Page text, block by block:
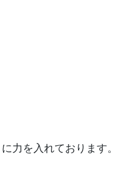
力を入れております。